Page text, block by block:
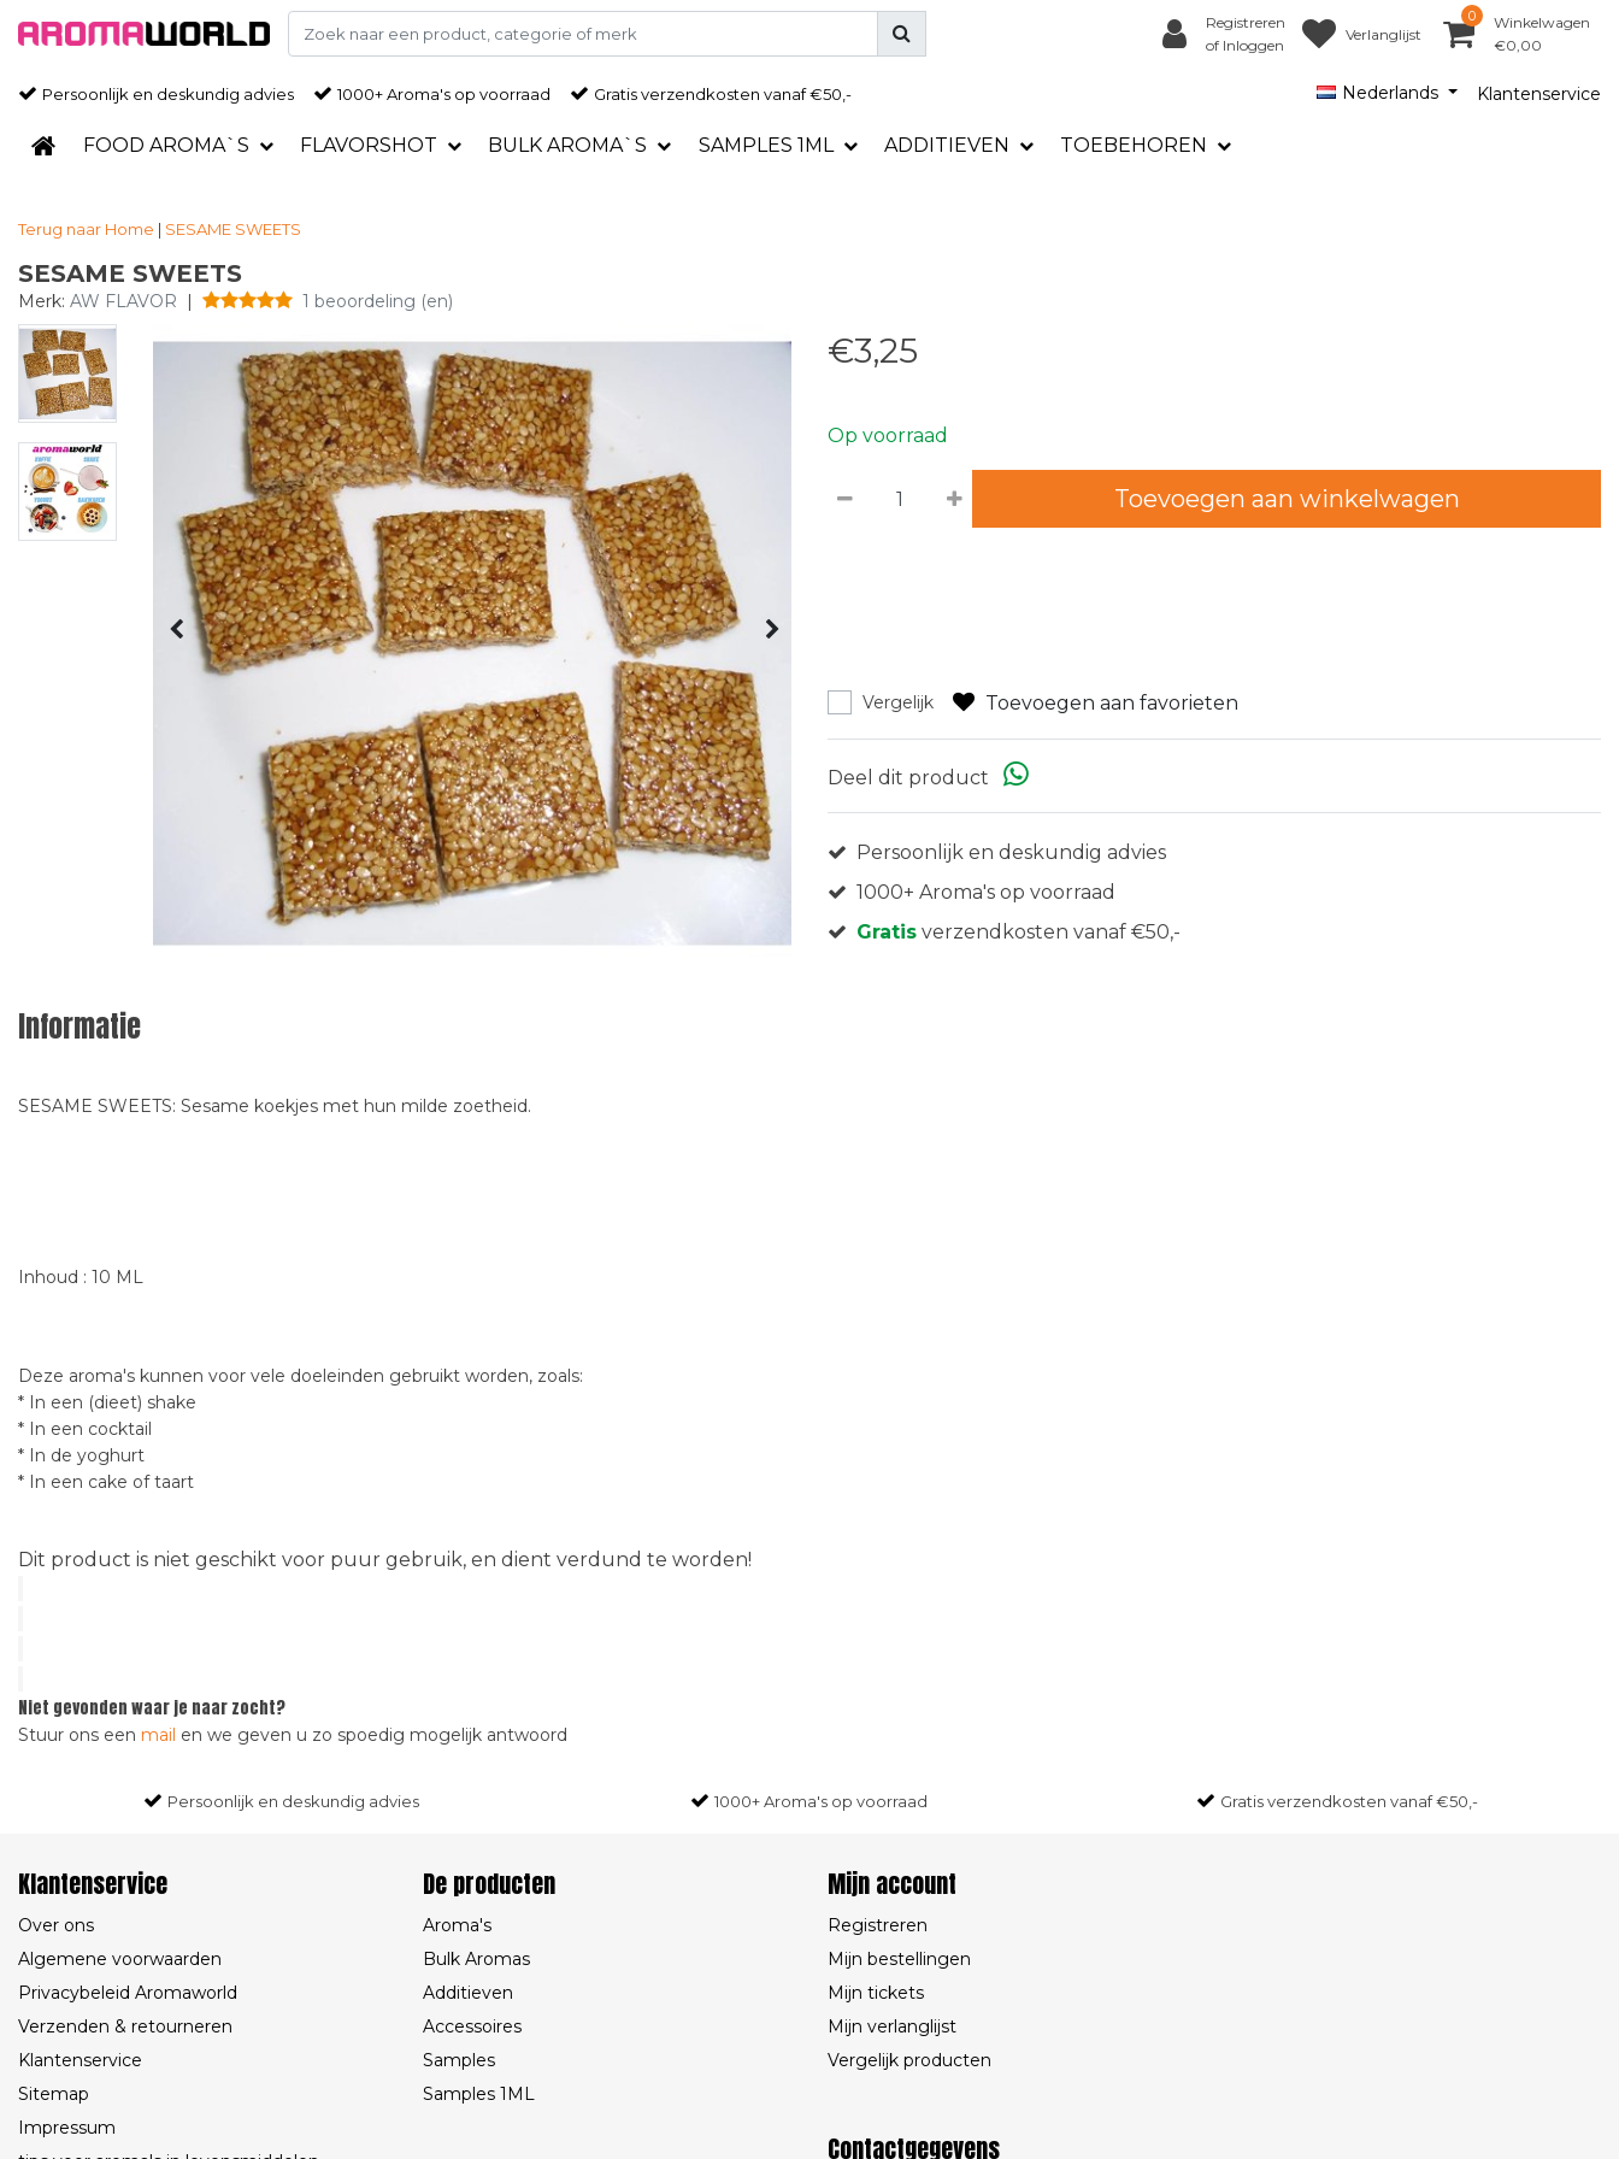
Registreren
of Inloggen
Verlanglijst
0
Winkelwagen
€0,00
Persoonlijk en deskundig advies 1000+ Aroma's op voorraad Gratisverzendkosten vanaf €50,- Nederlands Klantenservice
FOOD AROMA`S FLAVORSHOT BULK AROMA`S SAMPLES 1ML ADDITIEVEN TOEBEHOREN
Terug naar Home | SESAME SWEETS
SESAME SWEETS
Merk: AW FLAVOR | 1 beoordeling (en)
€3,25
Op voorraad
Toevoegen aan winkelwagen
Vergelijk Toevoegen aan favorieten
Deel dit product
Persoonlijk en deskundig advies
1000+ Aroma's op voorraad
Gratis verzendkosten vanaf €50,-
Informatie
SESAME SWEETS: Sesame koekjes met hun milde zoetheid.
Inhoud : 10 ML
Deze aroma's kunnen voor vele doeleinden gebruikt worden, zoals:
* In een (dieet) shake
* In een cocktail
* In de yoghurt
* In een cake of taart
Dit product is niet geschikt voor puur gebruik, en dient verdund te worden!
Niet gevonden waar je naar zocht?
Stuur ons een mail en we geven u zo spoedig mogelijk antwoord
Persoonlijk en deskundig advies 1000+ Aroma's op voorraad Gratisverzendkosten vanaf €50,-
Klantenservice
Over ons
Algemene voorwaarden
Privacybeleid Aromaworld
Verzenden & retourneren
Klantenservice
Sitemap
Impressum
De producten
Aroma's
Bulk Aromas
Additieven
Accessoires
Samples
Samples 1ML
Mijn account
Registreren
Mijn bestellingen
Mijn tickets
Mijn verlanglijst
Vergelijk producten
Contactgegevens